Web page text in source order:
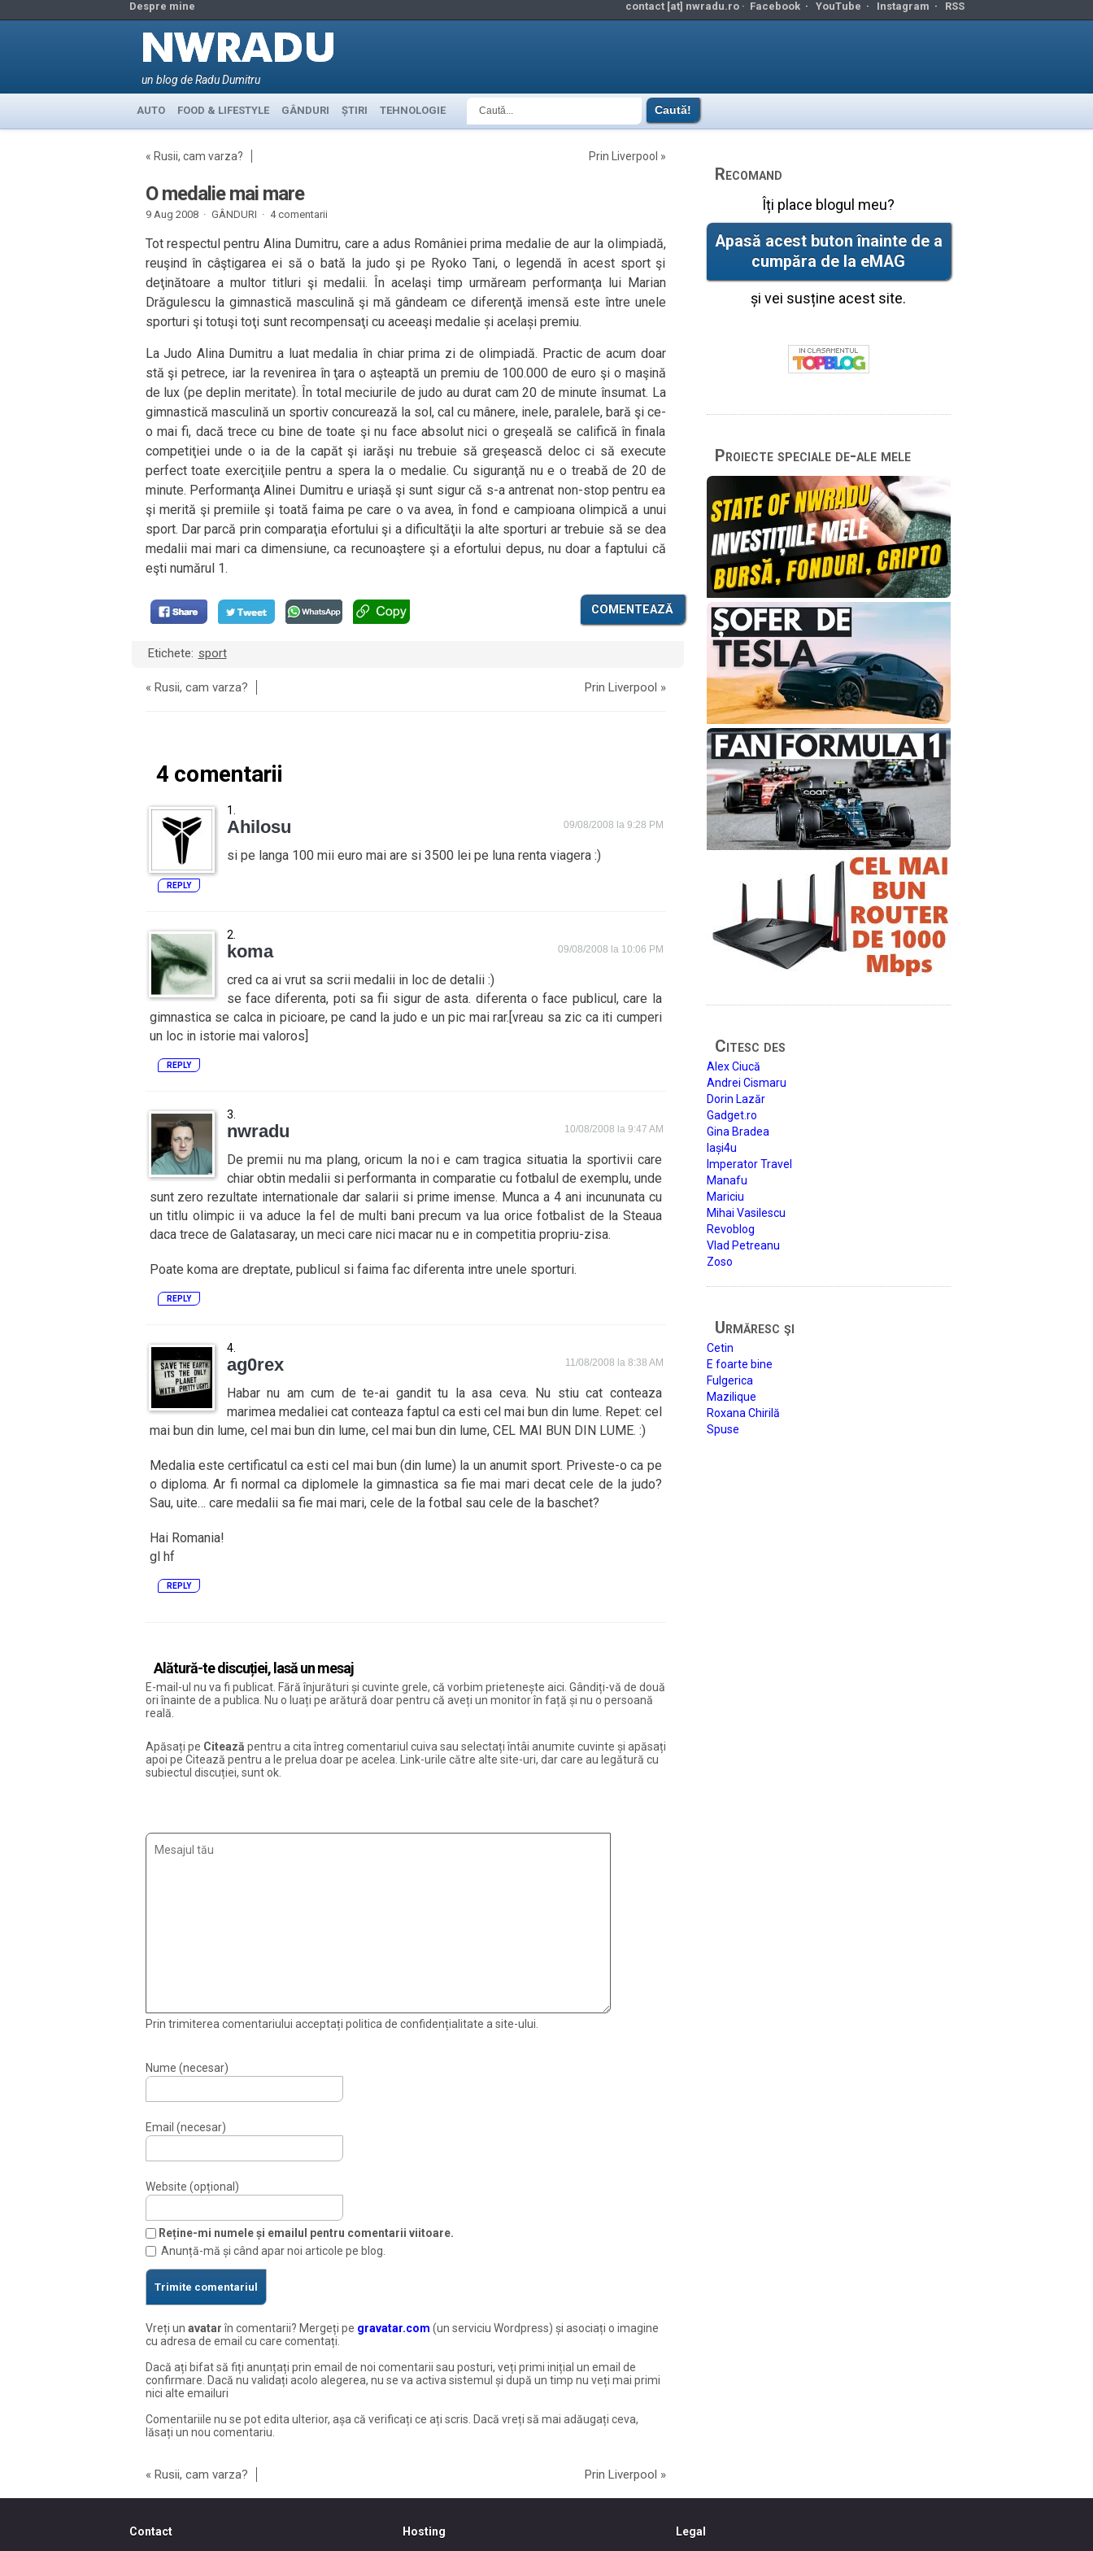
Despre mine contact [at] nwradu.ro · Facebook· YouTube · Instagram · RSS
un blog de Radu Dumitru
AUTO FOOD & LIFESTYLE GÂNDURI ȘTIRI TEHNOLOGIE
« Rusii, cam varza? Prin Liverpool »
O medalie mai mare
9 Aug 2008 · GÂNDURI · 4 comentarii
Tot respectul pentru Alina Dumitru, care a adus României prima medalie de aur la olimpiadă,
reuşind în câştigarea ei să o bată la judo şi pe Ryoko Tani, o legendă în acest sport şi
deţinătoare a multor titluri şi medalii. În acelaşi timp urmăream performanţa lui Marian
Drăgulescu la gimnastică masculină şi mă gândeam ce diferenţă imensă este între unele
sporturi şi totuşi toţi sunt recompensaţi cu aceeaşi medalie și același premiu.
La Judo Alina Dumitru a luat medalia în chiar prima zi de olimpiadă. Practic de acum doar
stă şi petrece, iar la revenirea în ţara o aşteaptă un premiu de 100.000 de euro şi o maşină
de lux (pe deplin meritate). În total meciurile de judo au durat cam 20 de minute însumat. La
gimnastică masculină un sportiv concurează la sol, cal cu mânere, inele, paralele, bară şi ce-
o mai fi, dacă trece cu bine de toate şi nu face absolut nici o greşeală se califică în finala
competiţiei unde o ia de la capăt şi iarăşi nu trebuie să greşească deloc ci să execute
perfect toate exerciţiile pentru a spera la o medalie. Cu siguranţă nu e o treabă de 20 de
minute. Performanţa Alinei Dumitru e uriaşă şi sunt sigur că s-a antrenat non-stop pentru ea
şi merită şi premiile şi toată faima pe care o va avea, în fond e campioana olimpică a unui
sport. Dar parcă prin comparaţia efortului şi a dificultăţii la alte sporturi ar trebuie să se dea
medalii mai mari ca dimensiune, ca recunoaştere şi a efortului depus, nu doar a faptului că
eşti numărul 1.
COMENTEAZĂ
Etichete: sport
« Rusii, cam varza? Prin Liverpool »
4 comentarii
Ahilosu 09/08/2008 la 9:28 PM
si pe langa 100 mii euro mai are si 3500 lei pe luna renta viagera :)
REPLY
koma 09/08/2008 la 10:06 PM
cred ca ai vrut sa scrii medalii in loc de detalii :)
se face diferenta, poti sa fii sigur de asta. diferenta o face publicul, care la
gimnastica se calca in picioare, pe cand la judo e un pic mai rar.[vreau sa zic ca iti cumperi
un loc in istorie mai valoros]
REPLY
nwradu 10/08/2008 la 9:47 AM
De premii nu ma plang, oricum la noi e cam tragica situatia la sportivii care
chiar obtin medalii si performanta in comparatie cu fotbalul de exemplu, unde
sunt zero rezultate internationale dar salarii si prime imense. Munca a 4 ani incununata cu
un titlu olimpic ii va aduce la fel de multi bani precum va lua orice fotbalist de la Steaua
daca trece de Galatasaray, un meci care nici macar nu e in competitia propriu-zisa.
Poate koma are dreptate, publicul si faima fac diferenta intre unele sporturi.
REPLY
ag0rex 11/08/2008 la 8:38 AM
Habar nu am cum de te-ai gandit tu la asa ceva. Nu stiu cat conteaza
marimea medaliei cat conteaza faptul ca esti cel mai bun din lume. Repet: cel
mai bun din lume, cel mai bun din lume, cel mai bun din lume, CEL MAI BUN DIN LUME. :)
Medalia este certificatul ca esti cel mai bun (din lume) la un anumit sport. Priveste-o ca pe
o diploma. Ar fi normal ca diplomele la gimnastica sa fie mai mari decat cele de la judo?
Sau, uite… care medalii sa fie mai mari, cele de la fotbal sau cele de la baschet?
Hai Romania!
gl hf
REPLY
Alătură-te discuției, lasă un mesaj
E-mail-ul nu va fi publicat. Fără înjurături și cuvinte grele, că vorbim prietenește aici. Gândiți-vă de două
ori înainte de a publica. Nu o luați pe arătură doar pentru că aveți un monitor în față și nu o persoană
reală.
Apăsați pe Citează pentru a cita întreg comentariul cuiva sau selectați întâi anumite cuvinte și apăsați
apoi pe Citează pentru a le prelua doar pe acelea. Link-urile către alte site-uri, dar care au legătură cu
subiectul discuției, sunt ok.
Prin trimiterea comentariului acceptați politica de confidențialitate a site-ului.
Nume (necesar)
Email (necesar)
Website (opțional)
Reține-mi numele și emailul pentru comentarii viitoare.
Anunță-mă și când apar noi articole pe blog.
Vreți un avatarîn comentarii? Mergeți pe gravatar.com (un serviciu Wordpress) și asociați o imagine
cu adresa de email cu care comentați.
Dacă ați bifat să fiți anunțați prin email de noi comentarii sau posturi, veți primi inițial un email de
confirmare. Dacă nu validați acolo alegerea, nu se va activa sistemul și după un timp nu veți mai primi
nici alte emailuri
Comentariile nu se pot edita ulterior, așa că verificați ce ați scris. Dacă vreți să mai adăugați ceva,
lăsați un nou comentariu.
« Rusii, cam varza? Prin Liverpool »
Recomand
Îți place blogul meu?
Apasă acest buton înainte de a
cumpăra de la eMAG
și vei susține acest site.
Proiecte speciale de-ale mele
Citesc des
Alex Ciucă
Andrei Cismaru
Dorin Lazăr
Gadget.ro
Gina Bradea
Iași4u
Imperator Travel
Manafu
Mariciu
Mihai Vasilescu
Revoblog
Vlad Petreanu
Zoso
Urmăresc şi
Cetin
E foarte bine
Fulgerica
Mazilique
Roxana Chirilă
Spuse
Contact Hosting Legal